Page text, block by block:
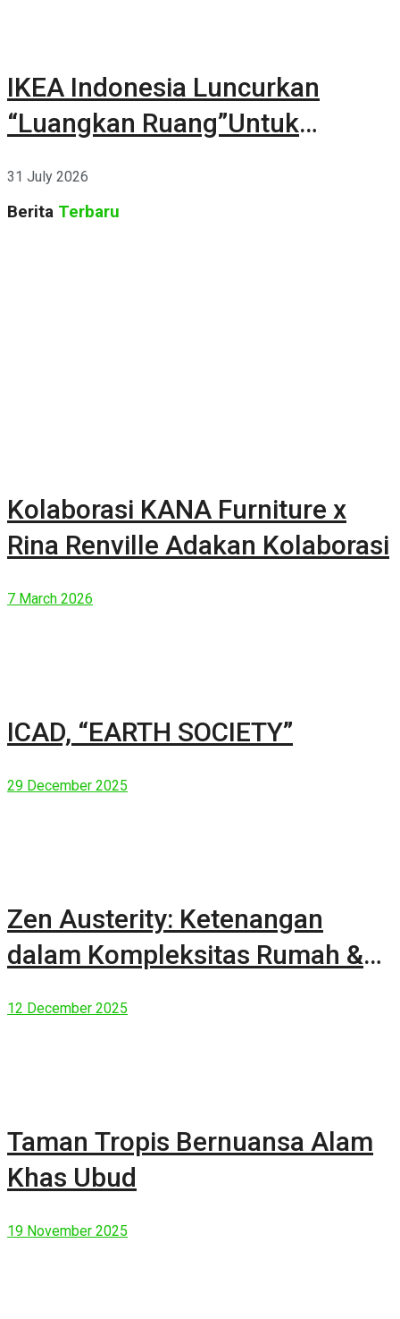
IKEA Indonesia Luncurkan
“Luangkan Ruang”Untuk
31 July 2026
Berita Terbaru
Kolaborasi KANA Furniture x
Rina Renville Adakan Kolaborasi
7 March 2026
ICAD, “EARTH SOCIETY”
29 December 2025
Zen Austerity: Ketenangan
dalam Kompleksitas Rumah &
12 December 2025
Taman Tropis Bernuansa Alam
Khas Ubud
19 November 2025